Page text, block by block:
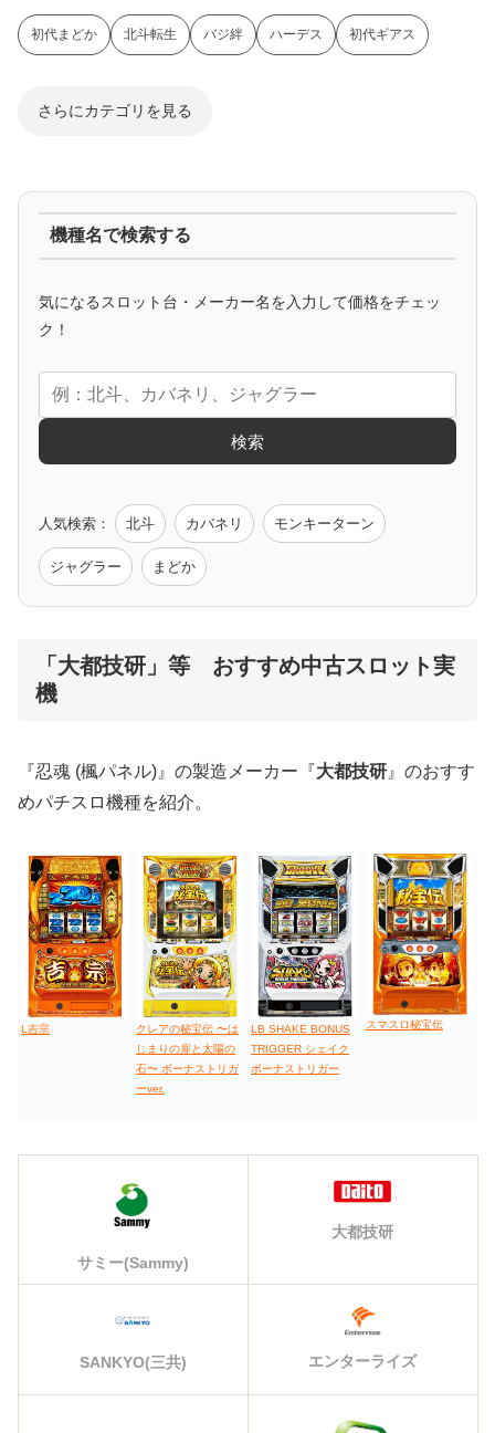
初代まどか 北斗転生 バジ絆 ハーデス 初代ギアス
さらにカテゴリを見る
アニメタイアップ
エヴァ コードギアス 化物語 炎炎ノ消防隊
モンハン バイオ ペルソナ
値下げ台
機種名で検索する
気になるスロット台・メーカー名を入力して価格をチェッ
ク！
検索
人気検索： 北斗 カバネリ モンキーターン
ジャグラー まどか
「大都技研」等 おすすめ中古スロット実
機
『忍魂 (楓パネル)』の製造メーカー『大都技研 』のおすす
めパチスロ機種を紹介。
L吉宗
クレアの秘宝伝 〜は
じまりの扉と太陽の
石〜 ボーナストリガ
ーver.
LB SHAKE BONUS
TRIGGER シェイク
ボーナストリガー
スマスロ秘宝伝
サミー(Sammy)
大都技研
SANKYO(三共) エンターライズ